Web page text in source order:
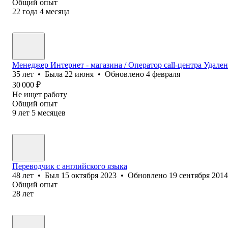
Общий опыт
22 года 4 месяца
Менеджер Интернет - магазина / Оператор call-центра
35 лет • Была 22 июня • Обновлено 4 февраля
30 000 ₽
Не ищет работу
Общий опыт
9 лет 5 месяцев
Переводчик с английского языка
48 лет • Был 15 октября 2023 • Обновлено 19 сентября 2014
Общий опыт
28 лет